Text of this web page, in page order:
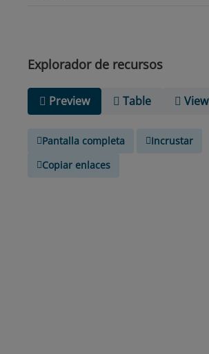
Explorador de recursos
Preview Table View
Pantalla completa
Incrustar
Copiar enlaces